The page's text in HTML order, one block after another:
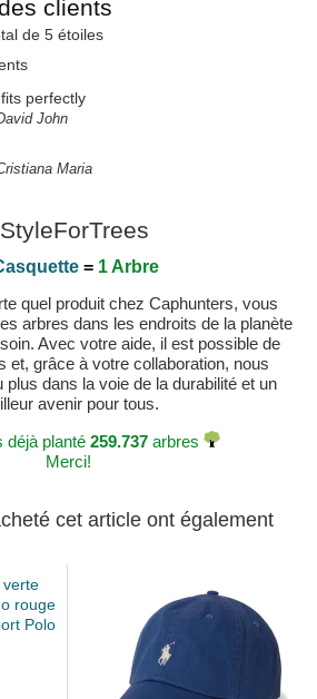
clients
de 5 étoiles
perfectly
John
Maria
= 1 Arbre
quel produit chez Caphunters, vous
arbres dans les endroits de la planète
Avec votre aide, il est possible de
et, grâce à votre collaboration, nous
plus dans la voie de la durabilité et un
avenir pour tous.
déjà planté 259.737 arbres
Merci!
cet article ont également